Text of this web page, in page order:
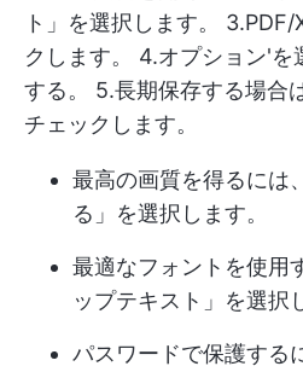
ト」を選択します。
クします。 4.オプション'を
する。 5.長期保存する場合
チェックします。
最高の画質を得るには
る」を選択します。
最適なフォントを使用
ップテキスト」を選択
パスワードで保護する